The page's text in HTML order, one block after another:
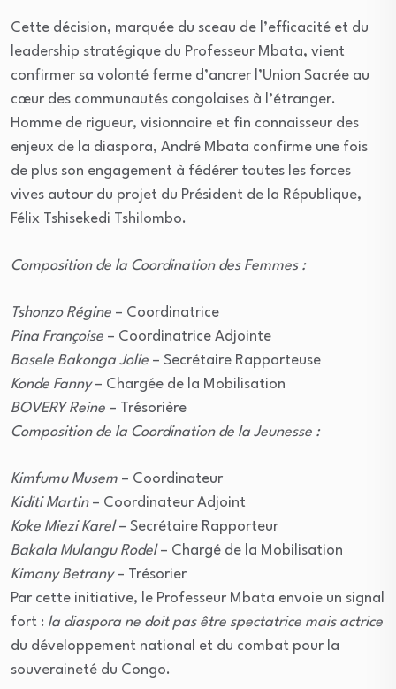
Cette décision, marquée du sceau de l’efficacité et du
leadership stratégique du Professeur Mbata, vient
confirmer sa volonté ferme d’ancrer l’Union Sacrée au
cœur des communautés congolaises à l’étranger.
Homme de rigueur, visionnaire et fin connaisseur des
enjeux de la diaspora, André Mbata confirme une fois
de plus son engagement à fédérer toutes les forces
vives autour du projet du Président de la République,
Félix Tshisekedi Tshilombo.
Composition de la Coordination des Femmes :
Tshonzo Régine – Coordinatrice
Pina Françoise – Coordinatrice Adjointe
Basele Bakonga Jolie – Secrétaire Rapporteuse
Konde Fanny– Chargée de la Mobilisation
BOVERY Reine – Trésorière
Composition de la Coordination de la Jeunesse :
Kimfumu Musem – Coordinateur
Kiditi Martin– Coordinateur Adjoint
Koke Miezi Karel– Secrétaire Rapporteur
Bakala Mulangu Rodel– Chargé de la Mobilisation
Kimany Betrany– Trésorier
Par cette initiative, le Professeur Mbata envoie un signal
fort : la diaspora ne doit pas être spectatrice mais actrice
du développement national et du combat pour la
souveraineté du Congo.